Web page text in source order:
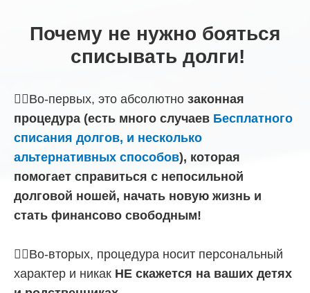
Почему не нужно бояться
списывать долги!
☝🏼Во-первых, это абсолютно законная
процедура (есть много случаев Бесплатного
списания долгов, и несколько
альтернативных способов), которая
помогает справиться с непосильной
долговой ношей, начать новую жизнь и
стать финансово свободным!
☝🏼Во-вторых, процедура носит персональный
характер и никак НЕ скажется на ваших детях